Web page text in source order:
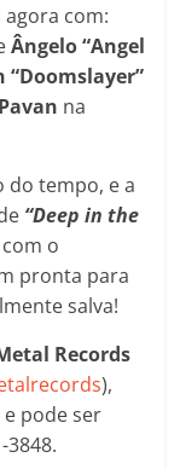
com:
Ângelo “Angel
“Doomslayer”
na
do tempo, e a
“Deep in the
o
pronta para
salva!
Records
),
e pode ser
3848.